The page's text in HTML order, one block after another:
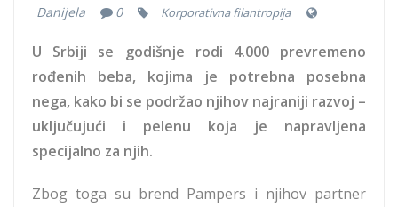
Danijela 0 Korporativna filantropija
U Srbiji se godišnje rodi 4.000 prevremeno
rođenih beba, kojima je potrebna posebna
nega, kako bi se podržao njihov najraniji razvoj –
uključujući i pelenu koja je napravljena
specijalno za njih.
Zbog toga su brend Pampers i njihov partner